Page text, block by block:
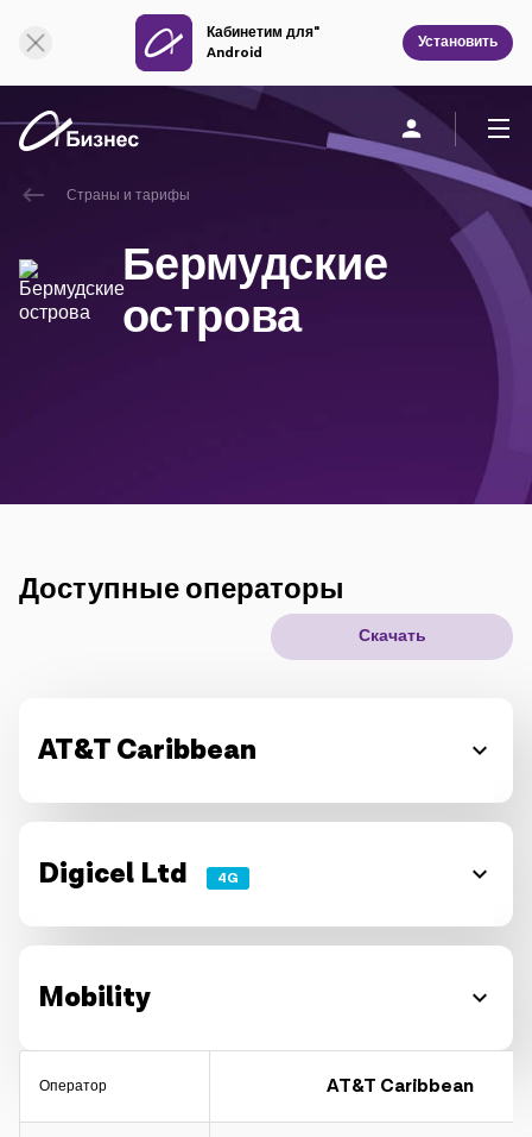
Кабинетим для"
Android
Установить
О компании
Мобильная связь
Новое поколение
Страны и тарифы
Бермудские
острова
Доступные операторы
Скачать
AT&T Caribbean
Digicel Ltd 4G
Mobility
Оператор AT&T Caribbean
Онлайн поддержка